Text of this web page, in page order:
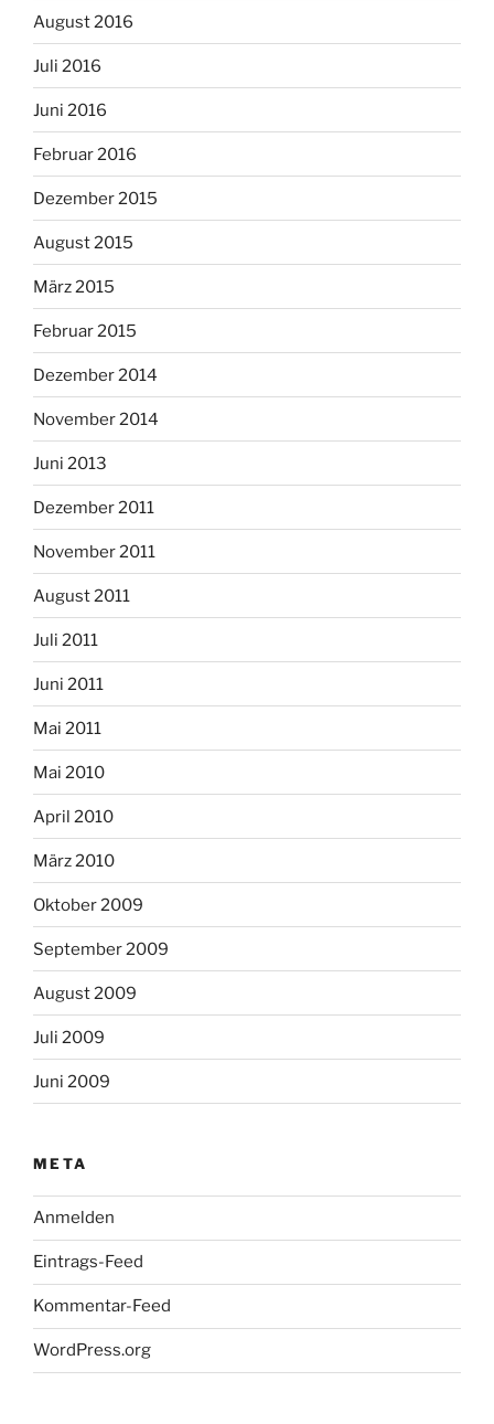
August 2016
Juli 2016
Juni 2016
Februar 2016
Dezember 2015
August 2015
März 2015
Februar 2015
Dezember 2014
November 2014
Juni 2013
Dezember 2011
November 2011
August 2011
Juli 2011
Juni 2011
Mai 2011
Mai 2010
April 2010
März 2010
Oktober 2009
September 2009
August 2009
Juli 2009
Juni 2009
META
Anmelden
Eintrags-Feed
Kommentar-Feed
WordPress.org